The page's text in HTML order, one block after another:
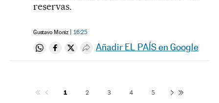
reservas.
Gustavo Moniz 16:25
Compartir en Whatsapp
Compartir en Facebook
Compartir en Twitter
Desplegar Redes Sociales
Añadir EL PAÍS en Google
1 2 3 4 5